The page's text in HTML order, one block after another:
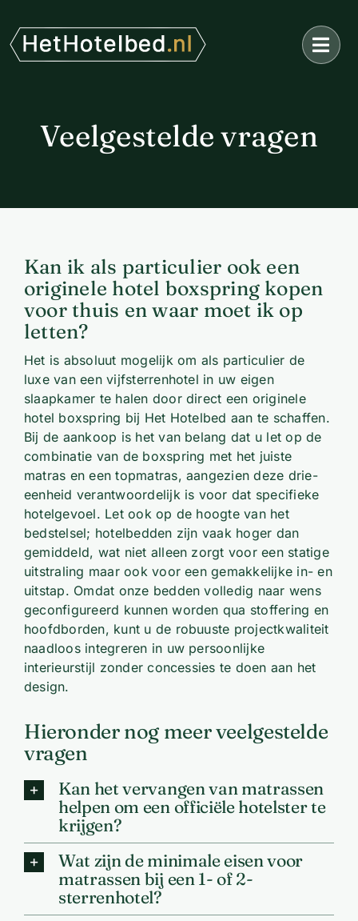
naar
inhoud
Veelgestelde vragen
Kan ik als particulier ook een
originele hotel boxspring kopen
voor thuis en waar moet ik op
letten?
Het is absoluut mogelijk om als particulier de
luxe van een vijfsterrenhotel in uw eigen
slaapkamer te halen door direct een originele
hotel boxspring bij Het Hotelbed aan te schaffen.
Bij de aankoop is het van belang dat u let op de
combinatie van de boxspring met het juiste
matras en een topmatras, aangezien deze drie-
eenheid verantwoordelijk is voor dat specifieke
hotelgevoel. Let ook op de hoogte van het
bedstelsel; hotelbedden zijn vaak hoger dan
gemiddeld, wat niet alleen zorgt voor een statige
uitstraling maar ook voor een gemakkelijke in- en
uitstap. Omdat onze bedden volledig naar wens
geconfigureerd kunnen worden qua stoffering en
hoofdborden, kunt u de robuuste projectkwaliteit
naadloos integreren in uw persoonlijke
interieurstijl zonder concessies te doen aan het
design.
Hieronder nog meer veelgestelde
vragen
Kan het vervangen van matrassen
helpen om een officiële hotelster te
krijgen?
Wat zijn de minimale eisen voor
matrassen bij een 1- of 2-
sterrenhotel?